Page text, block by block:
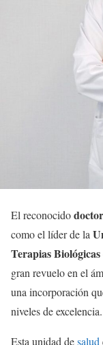
El reconocido
como el líder de la
Terapias Biológicas
gran revuelo en el
una incorporación
niveles de excelencia.
Esta unidad desalud